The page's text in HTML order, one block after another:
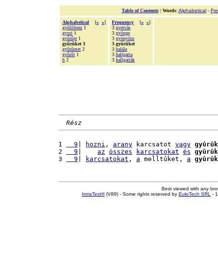
Table of Contents| Words: Alphabetical-
Alphabetical [« »]
gyûlöltem 1
gyuri 1
gyûrûje 1
gyûrûket 3
gyûrûmet 2
gyûrût 1
h 2
Frequency [« »]
3 gyetvás
3 gyönge
3 gyönyöru
3 gyûrûket
3 halála
3 hallgatta
3 hallgatták
Rész
1
  9
hozni , arany karcsatot vagy
2
  9
az összes karcsatokat és
3
  9
karcsatokat , a melltûket, a
Best viewed with any
IntraText®(V89) - Some rights reserved by EuloTech SRL -